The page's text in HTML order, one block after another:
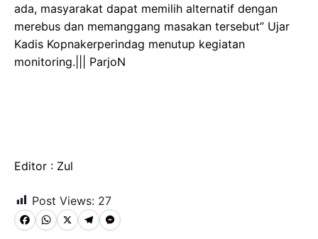
ada, masyarakat dapat memilih alternatif dengan
merebus dan memanggang masakan tersebut” Ujar
Kadis Kopnakerperindag menutup kegiatan
monitoring.||| ParjoN
Editor : Zul
Post Views: 27
F WX T M